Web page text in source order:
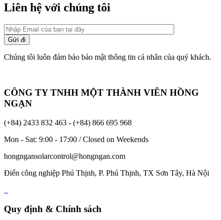
Liên hệ với chúng tôi
Chúng tôi luôn đảm bảo bảo mật thông tin cá nhân của quý khách.
CÔNG TY TNHH MỘT THÀNH VIÊN HỒNG
NGẠN
(+84) 2433 832 463 - (+84) 866 695 968
Mon - Sat: 9:00 - 17:00 / Closed on Weekends
hongngansolarcontrol@hongngan.com
Điển công nghiệp Phú Thịnh, P. Phú Thịnh, TX Sơn Tây, Hà Nội
Quy định & Chính sách